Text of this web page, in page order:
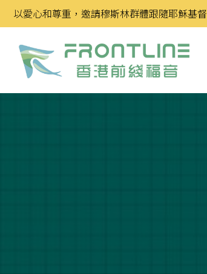
Skip
to
content
以愛心和尊重，邀請穆斯林群體跟隨耶穌基督